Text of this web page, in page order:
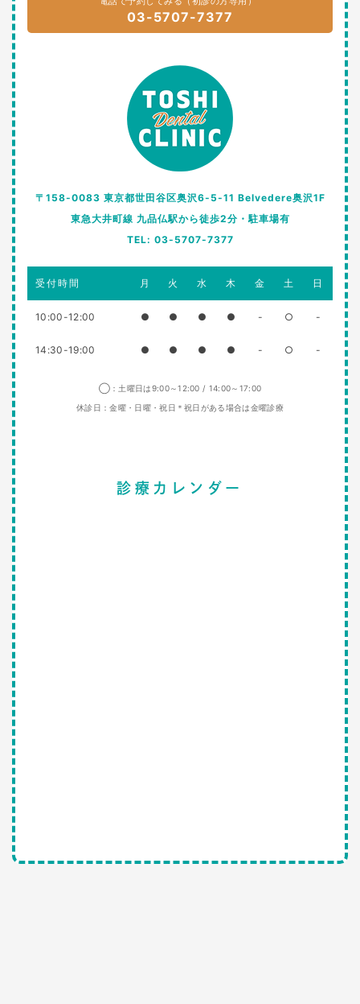
03-5707-7377
〒158-0083 東京都世田谷区奥沢6-5-11 Belvedere奥沢1F
東急大井町線 九品仏駅から徒歩2分・駐車場有
TEL: 03-5707-7377
受付時間 月 火 水 木 金 土 日
10:00-12:00 ● ● ● ● - ○ -
14:30-19:00 ● ● ● ● - ○ -
◯：土曜日は9:00～12:00 / 14:00～17:00
休診日：金曜・日曜・祝日＊祝日がある場合は金曜診療
診療カレンダー